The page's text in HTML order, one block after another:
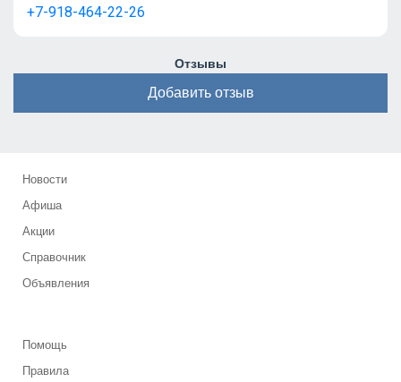
+7-918-464-22-26
Отзывы
Добавить отзыв
Новости
Афиша
Акции
Справочник
Объявления
Помощь
Правила